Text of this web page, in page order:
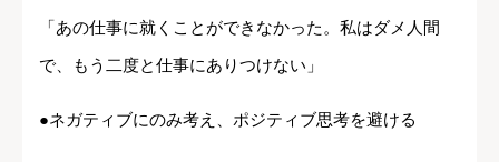
「あの仕事に就くことができなかった。私はダメ人間
で、もう二度と仕事にありつけない」
●ネガティブにのみ考え、ポジティブ思考を避ける